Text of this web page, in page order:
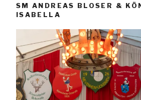
SM ANDREAS BLOSER &
ISABELLA